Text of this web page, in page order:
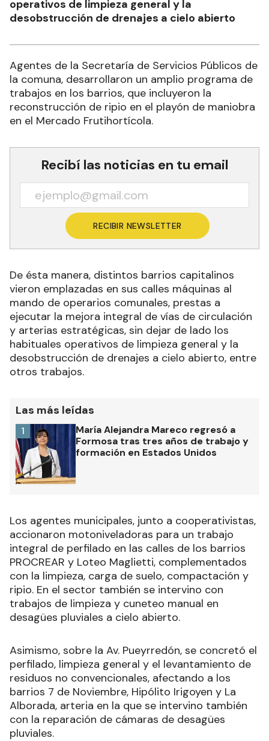
operativos de limpieza general y la
desobstrucción de drenajes a cielo abierto
Agentes de la Secretaría de Servicios Públicos de
la comuna, desarrollaron un amplio programa de
trabajos en los barrios, que incluyeron la
reconstrucción de ripio en el playón de maniobra
en el Mercado Frutihortícola.
Recibí las noticias en tu email
RECIBIR NEWSLETTER
De ésta manera, distintos barrios capitalinos
vieron emplazadas en sus calles máquinas al
mando de operarios comunales, prestas a
ejecutar la mejora integral de vías de circulación
y arterias estratégicas, sin dejar de lado los
habituales operativos de limpieza general y la
desobstrucción de drenajes a cielo abierto, entre
otros trabajos.
Las más leídas
María Alejandra Mareco regresó a
Formosa tras tres años de trabajo y
formación en Estados Unidos
1
Los agentes municipales, junto a cooperativistas,
accionaron motoniveladoras para un trabajo
integral de perfilado en las calles de los barrios
PROCREAR y Loteo Maglietti, complementados
con la limpieza, carga de suelo, compactación y
ripio. En el sector también se intervino con
trabajos de limpieza y cuneteo manual en
desagües pluviales a cielo abierto.
Asimismo, sobre la Av. Pueyrredón, se concretó el
perfilado, limpieza general y el levantamiento de
residuos no convencionales, afectando a los
barrios 7 de Noviembre, Hipólito Irigoyen y La
Alborada, arteria en la que se intervino también
con la reparación de cámaras de desagües
pluviales.